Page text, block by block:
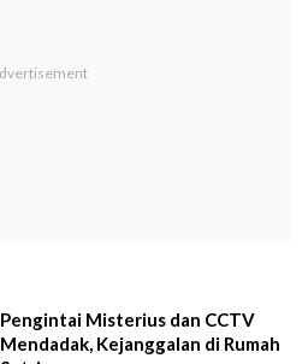
Pengintai Misterius dan CCTV
Mendadak, Kejanggalan di Rumah